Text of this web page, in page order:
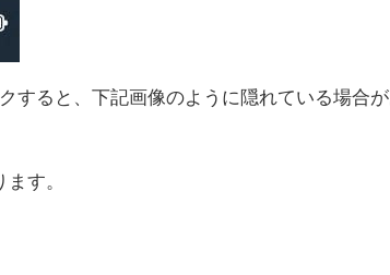
すると、下記画像のように隠れている場合が
す。